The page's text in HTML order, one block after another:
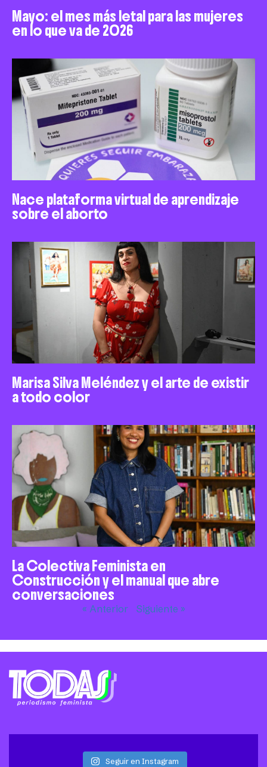
Mayo: el mes más letal para las mujeres
en lo que va de 2026
Nace plataforma virtual de aprendizaje
sobre el aborto
Marisa Silva Meléndez y el arte de existir
a todo color
La Colectiva Feminista en
Construcción y el manual que abre
conversaciones
« Anterior Siguiente »
Seguir en Instagram